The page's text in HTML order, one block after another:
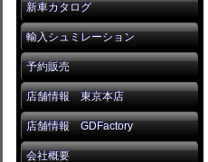
新車カタログ
輸入シュミレーション
予約販売
店舗情報 東京本店
店舗情報 GDFactory
会社概要